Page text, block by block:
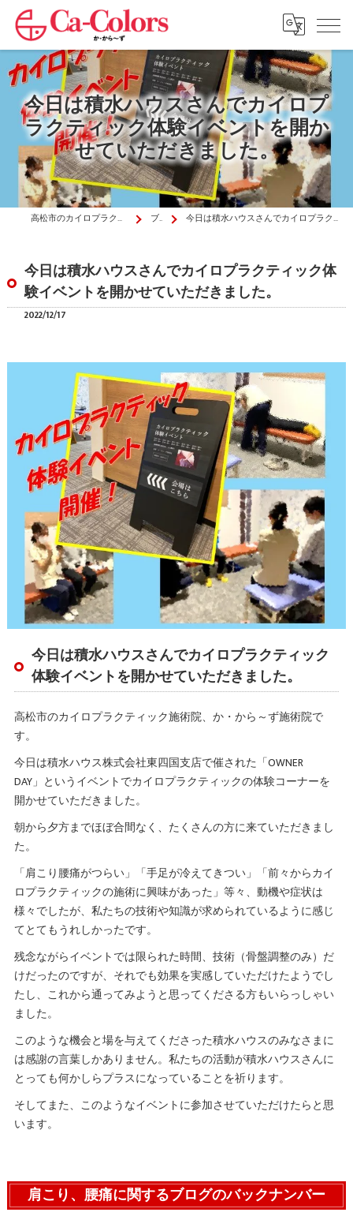
今日は積水ハウスさんでカイロプ
ラクティック体験イベントを開か
せていただきました。
高松市のカイロプラクティックはか・から～ず施術院 ブログ 今日は積水ハウスさんでカイロプラクティック体験イベントを開かせていただきました。
今日は積水ハウスさんでカイロプラクティック体
験イベントを開かせていただきました。
2022/12/17
今日は積水ハウスさんでカイロプラクティック
体験イベントを開かせていただきました。
高松市のカイロプラクティック施術院、か・から～ず施術院で
す。
今日は積水ハウス株式会社東四国支店で催された「OWNER
DAY」というイベントでカイロプラクティックの体験コーナーを
開かせていただきました。
朝から夕方までほぼ合間なく、たくさんの方に来ていただきまし
た。
「肩こり腰痛がつらい」「手足が冷えてきつい」「前々からカイ
ロプラクティックの施術に興味があった」等々、動機や症状は
様々でしたが、私たちの技術や知識が求められているように感じ
てとてもうれしかったです。
残念ながらイベントでは限られた時間、技術（骨盤調整のみ）だ
けだったのですが、それでも効果を実感していただけたようでし
たし、これから通ってみようと思ってくださる方もいらっしゃい
ました。
このような機会と場を与えてくださった積水ハウスのみなさまに
は感謝の言葉しかありません。私たちの活動が積水ハウスさんに
とっても何かしらプラスになっていることを祈ります。
そしてまた、このようなイベントに参加させていただけたらと思
います。
肩こり、腰痛に関するブログのバックナンバー